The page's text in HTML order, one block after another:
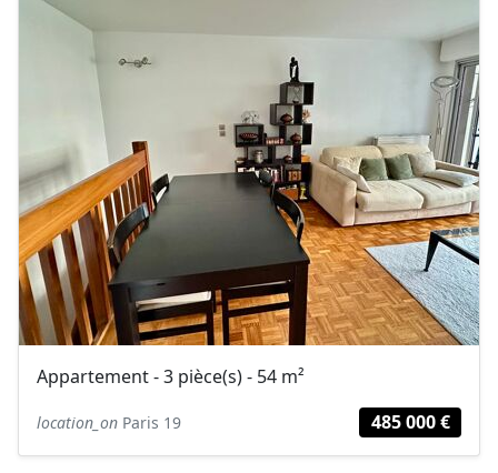
Appartement - 3 pièce(s) - 54 m²
location_on Paris 19 485 000 €